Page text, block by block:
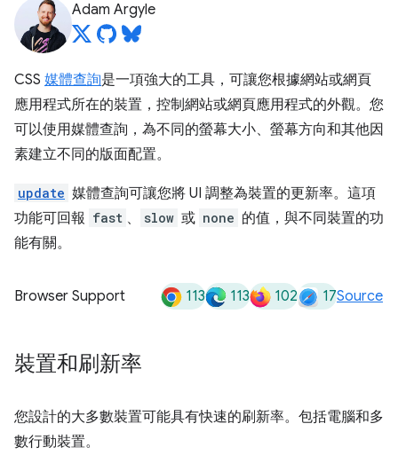
Adam Argyle
CSS 媒體查詢是一項強大的工具，可讓您根據網站或網頁
應用程式所在的裝置，控制網站或網頁應用程式的外觀。您
可以使用媒體查詢，為不同的螢幕大小、螢幕方向和其他因
素建立不同的版面配置。
update 媒體查詢可讓您將 UI 調整為裝置的更新率。這項
功能可回報 fast 、 slow 或 none 的值，與不同裝置的功
能有關。
Browser Support 113 113 102 17Source
裝置和刷新率
您設計的大多數裝置可能具有快速的刷新率。包括電腦和多
數行動裝置。